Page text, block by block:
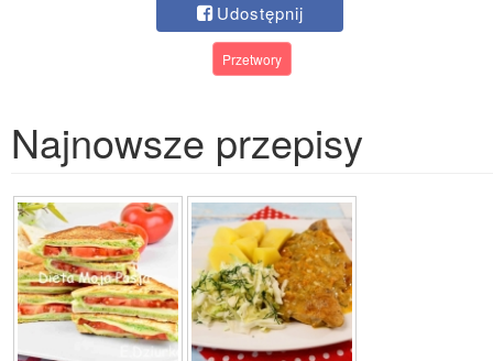
Udostępnij
Przetwory
Najnowsze przepisy